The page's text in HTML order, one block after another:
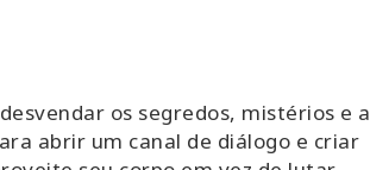
os segredos, mistérios e a
abrir um canal de diálogo e criar